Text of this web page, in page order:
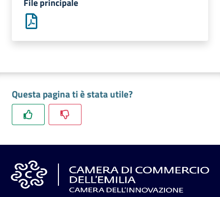
l'Impresa
Consumatore
in
digitale
Prenotazioni
on line
File principale
Questa pagina ti è stata utile?